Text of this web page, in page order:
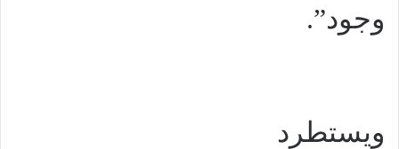
وجود”.
ويستطرد